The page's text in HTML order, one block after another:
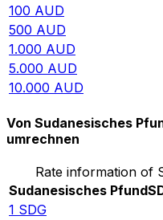
100 AUD
500 AUD
1.000 AUD
5.000 AUD
10.000 AUD
Von Sudanesisches
umrechnen
Rate information of
Sudanesisches Pfund
1 SDG